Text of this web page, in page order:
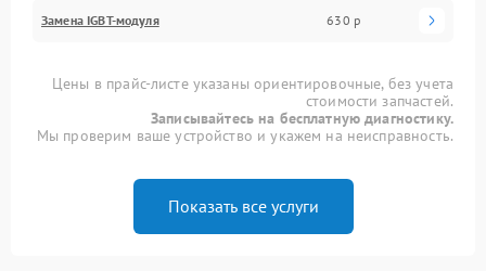
Замена IGBT-модуля 630 р
Цены в прайс-листе указаны ориентировочные, без учета
стоимости запчастей.
Записывайтесь на бесплатную диагностику.
Мы проверим ваше устройство и укажем на неисправность.
Показать все услуги